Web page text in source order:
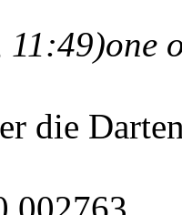
11:49)one
die